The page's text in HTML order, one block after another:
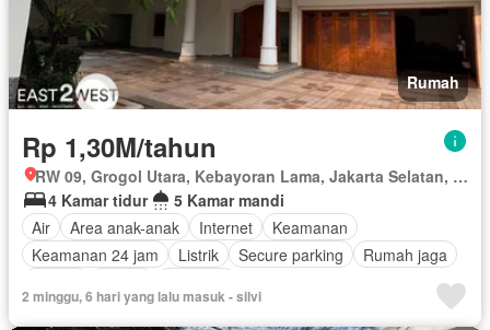
Rumah
Rp 1,30M/tahun
RW 09, Grogol Utara, Kebayoran Lama, Jakarta Selatan, Daerah Khusus Ibukota Jakarta
4 Kamar tidur
5 Kamar mandi
Air
Area anak-anak Internet
Keamanan
Keamanan 24 jam
Listrik Secure parking
Rumah jaga
2 minggu, 6 hari yang lalu masuk - silvi